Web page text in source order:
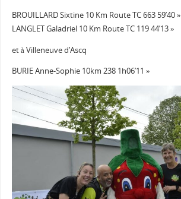
BROUILLARD Sixtine 10 Km Route TC 663 59’40 »
LANGLET Galadriel 10 Km Route TC 119 44’13 »
et à Villeneuve d’Ascq
BURIE Anne-Sophie 10km 238 1h06’11 »